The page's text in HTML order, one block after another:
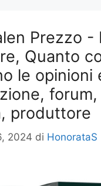
Prezzo -
Quanto
le opinioni
forum,
produttore
2024 di HonorataS